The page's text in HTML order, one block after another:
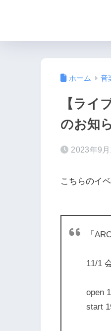
ホーム 音
【ライ
のお知
2023年9月
こちらのイ
「
11/1
open
start